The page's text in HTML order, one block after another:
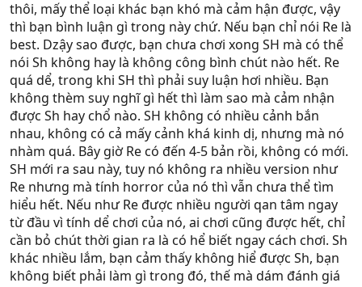
thôi, mấy thể loại khác bạn khó mà cảm hận được, vậy
thì bạn bình luận gì trong này chứ. Nếu bạn chỉ nói Re là
best. Dzậy sao được, bạn chưa chơi xong SH mà có thể
nói Sh không hay là không công bình chút nào hết. Re
quá dể, trong khi SH thì phải suy luận hơi nhiều. Bạn
không thèm suy nghĩ gì hết thì làm sao mà cảm nhận
được Sh hay chổ nào. SH không có nhiều cảnh bắn
nhau, không có cả mấy cảnh khá kinh dị, nhưng mà nó
nhàm quá. Bây giờ Re có đến 4-5 bản rồi, không có mới.
SH mới ra sau này, tuy nó không ra nhiều version như
Re nhưng mà tính horror của nó thì vẫn chưa thể tìm
hiểu hết. Nếu như Re được nhiều người qan tâm ngay
từ đầu vì tính dể chơi của nó, ai chơi cũng được hết, chỉ
cần bỏ chút thời gian ra là có hể biết ngay cách chơi. Sh
khác nhiều lắm, bạn cảm thấy không hiể được Sh, bạn
không biết phải làm gì trong đó, thế mà dám đánh giá